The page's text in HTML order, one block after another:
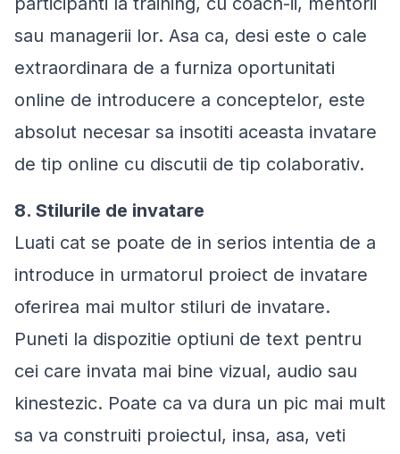
sau managerii lor. Asa ca, desi este o cale
extraordinara de a furniza oportunitati
online de introducere a conceptelor, este
absolut necesar sa insotiti aceasta invatare
de tip online cu discutii de tip colaborativ.
8. Stilurile de invatare
Luati cat se poate de in serios intentia de a
introduce in urmatorul proiect de invatare
oferirea mai multor stiluri de invatare.
Puneti la dispozitie optiuni de text pentru
cei care invata mai bine vizual, audio sau
kinestezic. Poate ca va dura un pic mai mult
sa va construiti proiectul, insa, asa, veti